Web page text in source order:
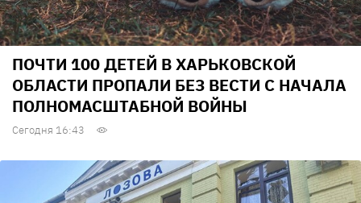
ПОЧТИ 100 ДЕТЕЙ В ХАРЬКОВСКОЙ
ОБЛАСТИ ПРОПАЛИ БЕЗ ВЕСТИ С НАЧАЛА
ПОЛНОМАСШТАБНОЙ ВОЙНЫ
Сегодня 16:43